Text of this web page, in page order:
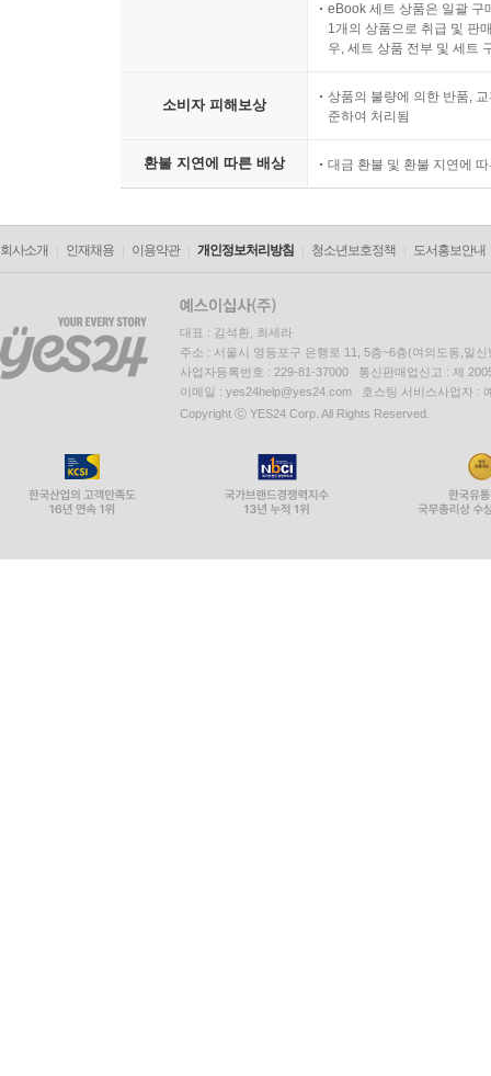
eBook 세트 상품은 일괄 구
1개의 상품으로 취급 및 판
우, 세트 상품 전부 및 세트
소비자 피해보상
상품의 불량에 의한 반품,
준하여 처리됨
환불 지연에 따른 배상 대금 환불 및 환불 지연에
회사소개 인재채용 이용약관 개인정보처리방침 청소년보호정책 도서홍보안내
대표 : 김석환, 최세라
주소 : 서울시 영등포구 은행로 11, 5층~6층(여의도동,일신
사업자등록번호 : 229-81-37000 통신판매업신고 : 제
이메일 : yes24help@yes24.com 호스팅 서비스사업자 :
Copyright ⓒ YES24 Corp. All Rights Reserved.